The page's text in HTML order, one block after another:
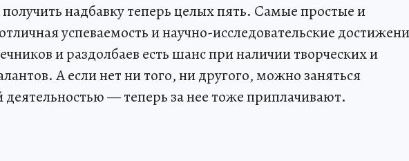
получить надбавку теперь целых пять. Самые простые и
успеваемость и научно-исследовательские
и раздолбаев есть шанс при наличии творческих и
А если нет ни того, ни другого, можно заняться
— теперь за нее тоже приплачивают.